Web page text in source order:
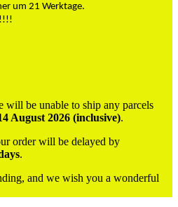
um 21 Werktage.
will be unable to ship any parcels
August 2026 (inclusive).
order will be delayed by
.
and we wish you a wonderful